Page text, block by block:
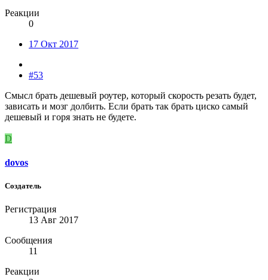
Реакции
0
17 Окт 2017
#53
Смысл брать дешевый роутер, который скорость резать будет,
зависать и мозг долбить. Если брать так брать циско самый
дешевый и горя знать не будете.
D
dovos
Создатель
Регистрация
13 Авг 2017
Сообщения
11
Реакции